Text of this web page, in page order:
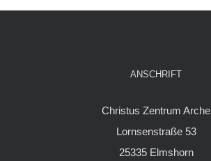
ANSCHRIFT
Christus Zentrum Arche
Lornsenstraße 53
25335 Elmshorn